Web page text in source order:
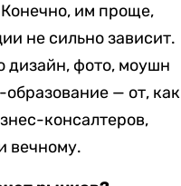
им проще,
не сильно зависит.
дизайн, фото, моушн
— от, как
консалтеров,
вечному.